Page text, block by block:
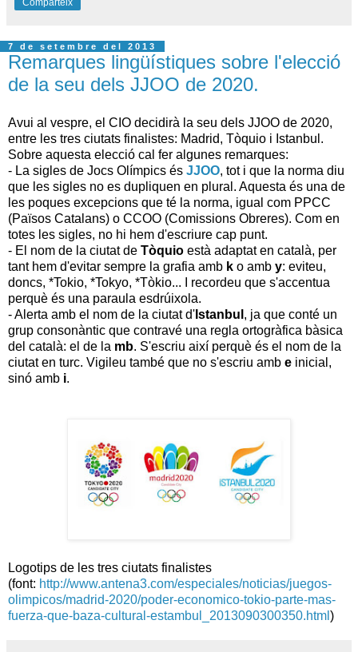
Comparteix
7 de setembre del 2013
Remarques lingüístiques sobre l'elecció
de la seu dels JJOO de 2020.
Avui al vespre, el CIO decidirà la seu dels JJOO de 2020,
entre les tres ciutats finalistes: Madrid, Tòquio i Istanbul.
Sobre aquesta elecció cal fer algunes remarques:
- La sigles de Jocs Olímpics és JJOO, tot i que la norma diu
que les sigles no es dupliquen en plural. Aquesta és una de
les poques excepcions que té la norma, igual com PPCC
(Països Catalans) o CCOO (Comissions Obreres). Com en
totes les sigles, no hi hem d'escriure cap punt.
- El nom de la ciutat de Tòquio està adaptat en català, per
tant hem d'evitar sempre la grafia amb k o amb y: eviteu,
doncs, *Tokio, *Tokyo, *Tòkio... I recordeu que s'accentua
perquè és una paraula esdrúixola.
- Alerta amb el nom de la ciutat d' Istanbul , ja que conté un
grup consonàntic que contravé una regla ortogràfica bàsica
del català: el de la mb. S'escriu així perquè és el nom de la
ciutat en turc. Vigileu també que no s'escriu amb e inicial,
sinó amb i.
Logotips de les tres ciutats finalistes
(font: http://www.antena3.com/especiales/noticias/juegos-
olimpicos/madrid-2020/poder-economico-tokio-parte-mas-
fuerza-que-baza-cultural-estambul_2013090300350.html )